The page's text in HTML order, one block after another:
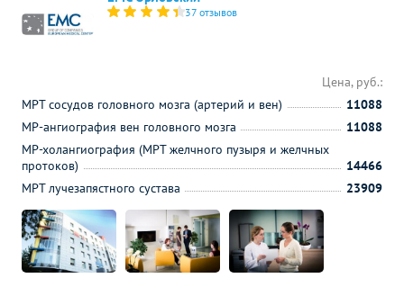
37 отзывов
Цена, руб.:
МРТ сосудов головного мозга (артерий и вен)
11088
МР-ангиография вен головного мозга
11088
МР-холангиография (МРТ желчного пузыря и желчных
протоков)
14466
МРТ лучезапястного сустава
23909